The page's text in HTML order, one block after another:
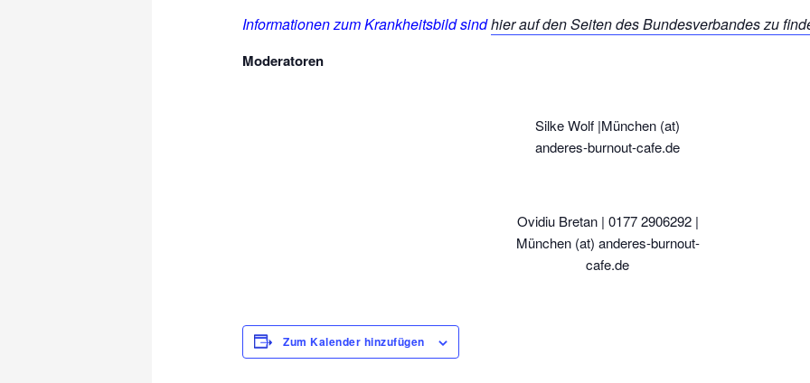
Informationen zum Krankheitsbild sindhier auf den Seiten des Bundesverbandes zu
Moderatoren
Silke Wolf |München (at)
anderes-burnout-cafe.de
Ovidiu Bretan | 0177 2906292‬ |
München (at) anderes-burnout-
cafe.de
Zum Kalender hinzufügen